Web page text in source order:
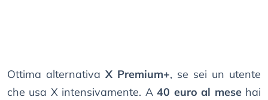
Ottima alternativa X Premium+, se sei un utente
che usa X intensivamente. A40 euro al mesehai